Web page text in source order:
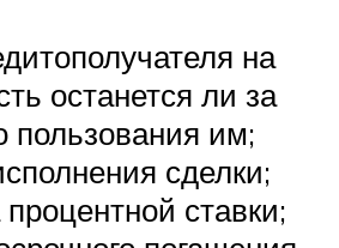
на
останется ли за
пользования им;
сделки;
ставки;